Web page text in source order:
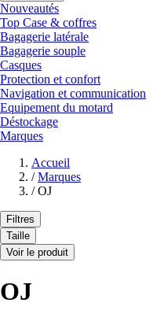
Nouveautés
Top Case & coffres
Bagagerie latérale
Bagagerie souple
Casques
Protection et confort
Navigation et communication
Equipement du motard
Déstockage
Marques
Accueil
/ Marques
/ OJ
Filtres
Taille
Voir le produit
OJ